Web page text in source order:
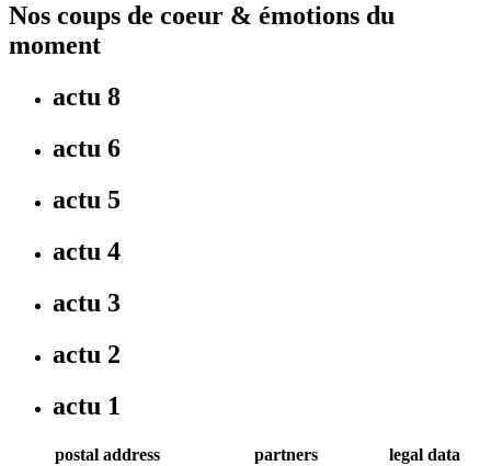
Nos coups de coeur & émotions du
moment
actu 8
actu 6
actu 5
actu 4
actu 3
actu 2
actu 1
postal address partners legal data